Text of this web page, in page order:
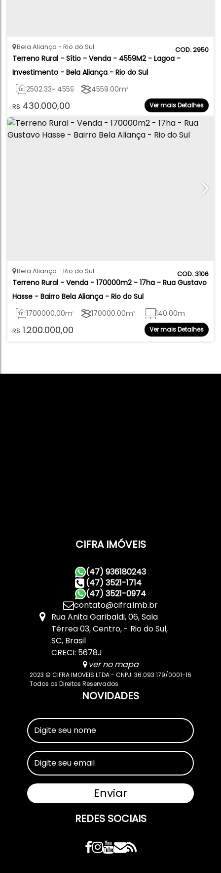
2950
Terreno Rural - Sítio - Venda - 4559M2 - Lagoa -
Investimento - Bela Aliança - Rio do Sul
R$ 430.000,00
Bela Aliança Rio do Sul
2502.33~ 4559 .88m²4559.00m²
Ver mais Detalhes
3106
Terreno Rural - Venda - 170000m2 - 17ha - Rua Gustavo
Hasse - Bairro Bela Aliança - Rio do Sul
R$ 1.200.000,00
Bela Aliança Rio do Sul
1700000.00m² 170000.00m² 140.00m
Ver mais Detalhes
CIFRA IMÓVEIS
(47) 936180243
(47) 3521-1714
(47) 3521-0974
contato@cifra.imb.br
Rua Anita Garibaldi,06,Sala
Térrea 03,Centro, Rio do Sul,
SC, Brasil
CRECI: 5678J
ver no mapa
2023 © CIFRA IMOVEIS LTDA - CNPJ: 36.093.179/0001-16
Todos os Direitos Reservados
NOVIDADES
REDES SOCIAIS